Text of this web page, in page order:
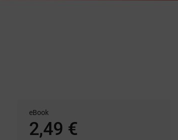
eBook
2,49 €